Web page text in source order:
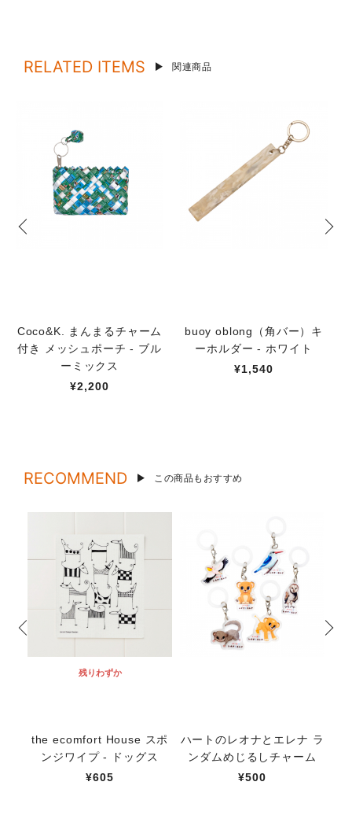
RELATED ITEMS 関連商品
Coco&K. まんまるチャーム
付き メッシュポーチ - ブル
ーミックス
¥2,200
buoy oblong（角バー）キ
ーホルダー - ホワイト
¥1,540
RECOMMEND この商品もおすすめ
残りわずか
the ecomfort House スポ
ンジワイプ - ドッグス
¥605
ハートのレオナとエレナ ラ
ンダムめじるしチャーム
¥500